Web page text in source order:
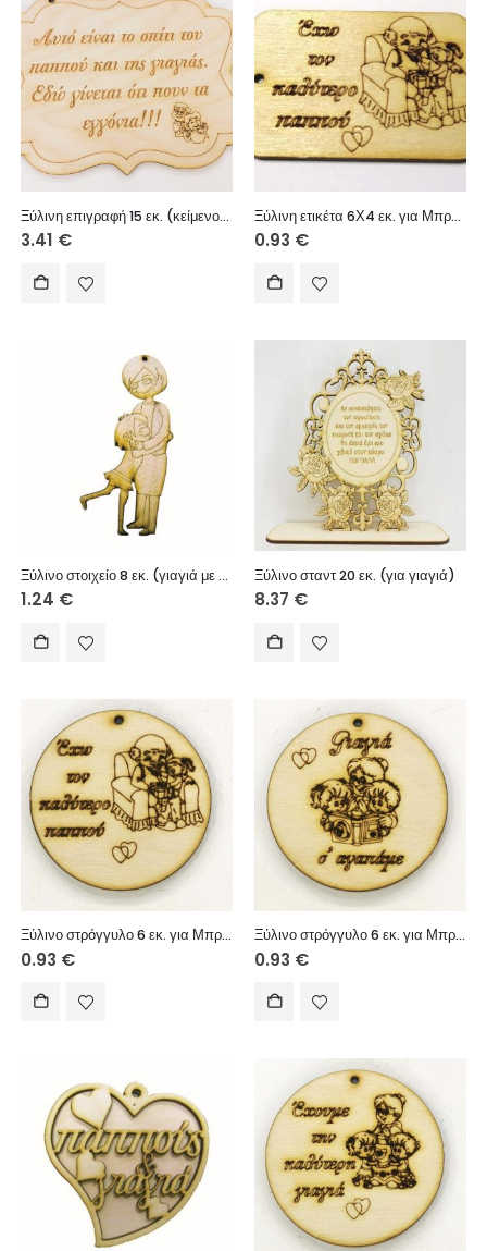
Ξύλινη επιγραφή 15 εκ. (κείμενο επιλογής)
3.41 €
Ξύλινη ετικέτα 6Χ4 εκ. για Μπρελόκ (Έχω τον καλύτερο παππού κορίτσι)
0.93 €
Ξύλινο στοιχείο 8 εκ. (γιαγιά με εγγονή)
1.24 €
Ξύλινο σταντ 20 εκ. (για γιαγιά)
8.37 €
Ξύλινο στρόγγυλο 6 εκ. για Μπρελόκ (Έχω τον καλύτερο παππού κορίτσι)
0.93 €
Ξύλινο στρόγγυλο 6 εκ. για Μπρελόκ (Γιαγιά σ’ αγαπάμε κορίτσι & αγόρι)
0.93 €